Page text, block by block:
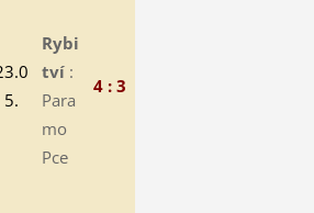
5.
Rybi
tví:
Para
mo
Pce
4 : 3